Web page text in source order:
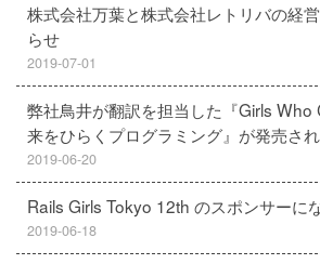
株式会社万葉と株式会社レトリバの経
らせ
2019-07-01
弊社鳥井が翻訳を担当した『Girls Who
来をひらくプログラミング』が発売さ
2019-06-20
Rails Girls Tokyo 12th のスポンサーに
2019-06-18